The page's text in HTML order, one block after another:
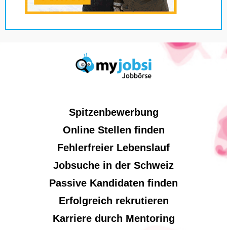
Spitzenbewerbung
Online Stellen finden
Fehlerfreier Lebenslauf
Jobsuche in der Schweiz
Passive Kandidaten finden
Erfolgreich rekrutieren
Karriere durch Mentoring